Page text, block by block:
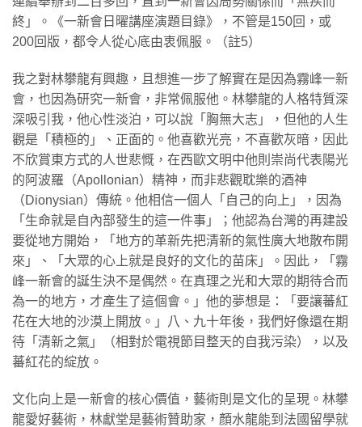
終」。《一新會日曜講座演題目錄》，不管是150回，或
200回版，都令人從心底由衷佩服。（註5）
​我之對林攀龍有興趣，且想進一步了解實在是因為霧峰一新
會，也因為研究一新會，非常佩服他。林攀龍的人格特質深
深吸引我，他心性淡泊，可以說「胸無大志」，但他的人生
觀是「積極的」、正面的。他喜歡光亮，不喜歡灰暗，因此
不欣賞東方式的人世悲慨，在西歐文明中他則崇尚代表陽光
的阿波羅（Apollonian）精神，而非悲觀耽樂的酒神
（Dionysian）傳統。他相信一個人「自己的向上」，因為
「生命就是自內部發生的這一件事」；他認為台灣的再建設
要從地方開始，「地方的革新先把清新的氣性廣大地散布開
來」、「大眾的心上就是良好的文化的苗床」。因此，「霧
峰一新會的誕生決不是偶然。在真理之光和大眾的期待合而
為一的地方，才產生了這個會。」他的夢想是：「要讓蕃紅
花在大地的沙漠上開放。」八、九十年後，我們好像還在期
待「清新之氣」（相對於電視節目整天的自我污染），以及
蕃紅花的綻放。
​文化向上是一新會的核心價值，藝術則是文化的呈現。林攀
龍愛好藝術，林獻堂是藝術贊助家，顏水龍能到法國留學就